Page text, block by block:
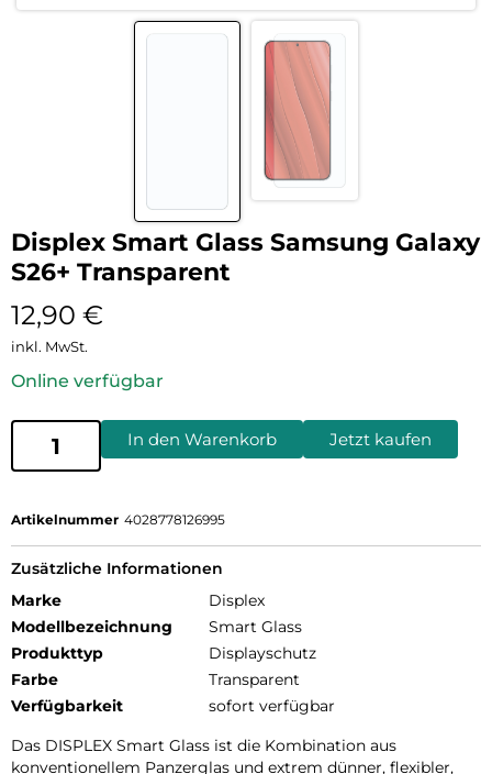
Displex Smart Glass Samsung Galaxy
S26+ Transparent
12,90 €
inkl. MwSt.
Online verfügbar
In den Warenkorb Jetzt kaufen
Artikelnummer 4028778126995
Zusätzliche Informationen
Marke
Displex
Modellbezeichnung
Smart Glass
Produkttyp
Displayschutz
Farbe
Transparent
Verfügbarkeit
sofort verfügbar
Das DISPLEX Smart Glass ist die Kombination aus
konventionellem Panzerglas und extrem dünner, flexibler,